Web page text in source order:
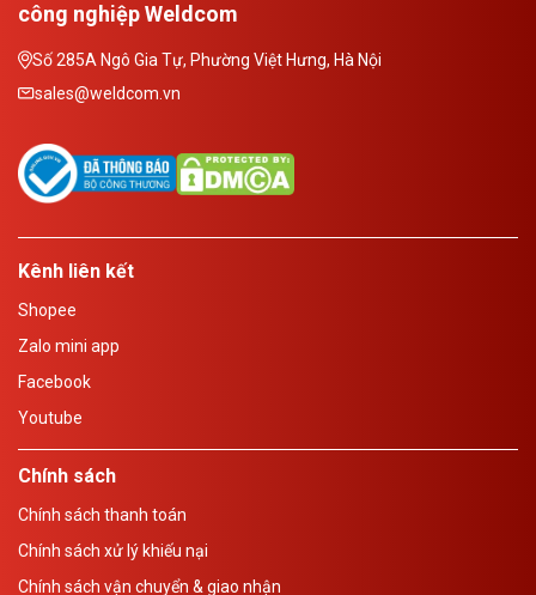
công nghiệp Weldcom
Số 285A Ngô Gia Tự, Phường Việt Hưng, Hà Nội
sales@weldcom.vn
Kênh liên kết
Shopee
Zalo mini app
Facebook
Youtube
Chính sách
Chính sách thanh toán
Chính sách xử lý khiếu nại
Chính sách vận chuyển & giao nhận